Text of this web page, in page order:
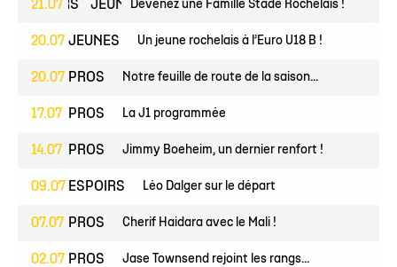
21.07
ESPOIRS JEUNES Devenez une Famille Stade Rochelais !
20.07 JEUNES Un jeune rochelais à l’Euro U18 B !
20.07 PROS Notre feuille de route de la saison...
17.07 PROS La J1 programmée
14.07 PROS Jimmy Boeheim, un dernier renfort !
09.07 ESPOIRS Léo Dalger sur le départ
07.07 PROS Cherif Haidara avec le Mali !
02.07 PROS Jase Townsend rejoint les rangs...